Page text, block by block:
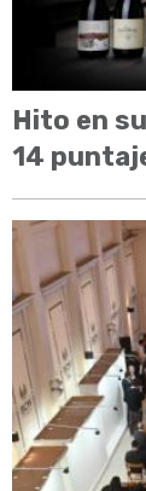
Hito en
14